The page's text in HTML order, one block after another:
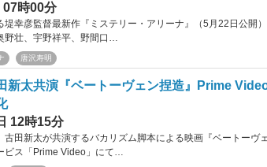
07時00分
堤幸彦監督最新作『ミステリー・アリーナ』（5月22日公開
野壮、宇野祥平、野間口…
唐沢寿明
新太共演『ベートーヴェン捏造』Prime
12時15分
古田新太が共演するバカリズム脚本による映画『ベートーヴ
ビス「Prime Video」にて…